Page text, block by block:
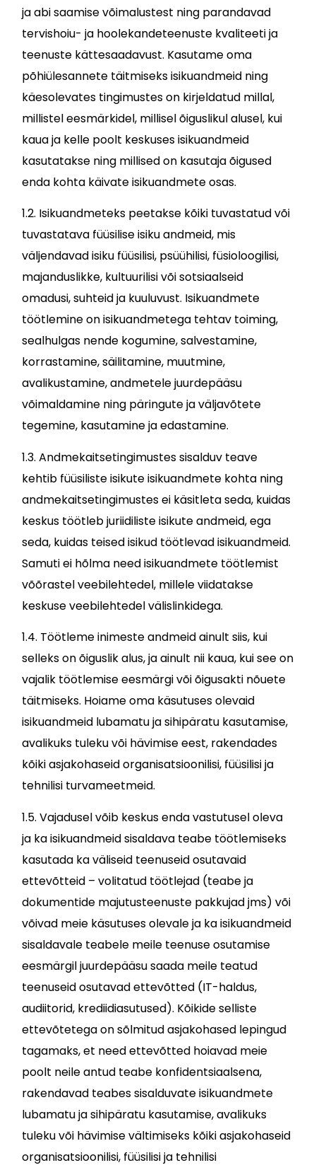
ja abi saamise võimalustest ning parandavad
tervishoiu- ja hoolekandeteenuste kvaliteeti ja
teenuste kättesaadavust. Kasutame oma
põhiülesannete täitmiseks isikuandmeid ning
käesolevates tingimustes on kirjeldatud millal,
millistel eesmärkidel, millisel õiguslikul alusel, kui
kaua ja kelle poolt keskuses isikuandmeid
kasutatakse ning millised on kasutaja õigused
enda kohta käivate isikuandmete osas.
1.2. Isikuandmeteks peetakse kõiki tuvastatud või
tuvastatava füüsilise isiku andmeid, mis
väljendavad isiku füüsilisi, psüühilisi, füsioloogilisi,
majanduslikke, kultuurilisi või sotsiaalseid
omadusi, suhteid ja kuuluvust. Isikuandmete
töötlemine on isikuandmetega tehtav toiming,
sealhulgas nende kogumine, salvestamine,
korrastamine, säilitamine, muutmine,
avalikustamine, andmetele juurdepääsu
võimaldamine ning päringute ja väljavõtete
tegemine, kasutamine ja edastamine.
1.3. Andmekaitsetingimustes sisalduv teave
kehtib füüsiliste isikute isikuandmete kohta ning
andmekaitsetingimustes ei käsitleta seda, kuidas
keskus töötleb juriidiliste isikute andmeid, ega
seda, kuidas teised isikud töötlevad isikuandmeid.
Samuti ei hõlma need isikuandmete töötlemist
võõrastel veebilehtedel, millele viidatakse
keskuse veebilehtedel välislinkidega.
1.4. Töötleme inimeste andmeid ainult siis, kui
selleks on õiguslik alus, ja ainult nii kaua, kui see on
vajalik töötlemise eesmärgi või õigusakti nõuete
täitmiseks. Hoiame oma käsutuses olevaid
isikuandmeid lubamatu ja sihipäratu kasutamise,
avalikuks tuleku või hävimise eest, rakendades
kõiki asjakohaseid organisatsioonilisi, füüsilisi ja
tehnilisi turvameetmeid.
1.5. Vajadusel võib keskus enda vastutusel oleva
ja ka isikuandmeid sisaldava teabe töötlemiseks
kasutada ka väliseid teenuseid osutavaid
ettevõtteid – volitatud töötlejad (teabe ja
dokumentide majutusteenuste pakkujad jms) või
võivad meie käsutuses olevale ja ka isikuandmeid
sisaldavale teabele meile teenuse osutamise
eesmärgil juurdepääsu saada meile teatud
teenuseid osutavad ettevõtted (IT-haldus,
audiitorid, krediidiasutused). Kõikide selliste
ettevõtetega on sõlmitud asjakohased lepingud
tagamaks, et need ettevõtted hoiavad meie
poolt neile antud teabe konfidentsiaalsena,
rakendavad teabes sisalduvate isikuandmete
lubamatu ja sihipäratu kasutamise, avalikuks
tuleku või hävimise vältimiseks kõiki asjakohaseid
organisatsioonilisi, füüsilisi ja tehnilisi